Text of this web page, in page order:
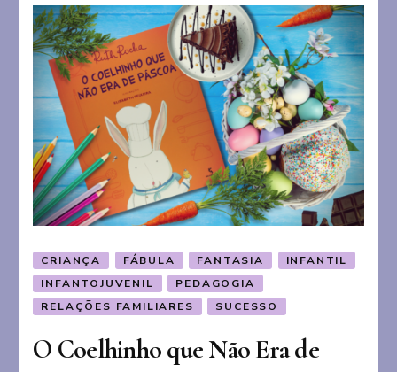
CRIANÇA FÁBULA FANTASIA
INFANTIL
INFANTOJUVENIL
PEDAGOGIA
RELAÇÕES FAMILIARES
SUCESSO
O Coelhinho que Não Era de